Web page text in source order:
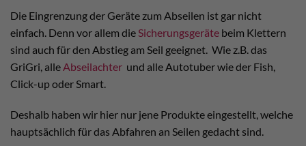
Die Eingrenzung der Geräte zum Abseilen ist gar nicht
einfach. Denn vor allem die Sicherungsgeräte beim Klettern
sind auch für den Abstieg am Seil geeignet. Wie z.B. das
GriGri, alle Abseilachter und alle Autotuber wie der Fish,
Click-up oder Smart.
Deshalb haben wir hier nur jene Produkte eingestellt, welche
hauptsächlich für das Abfahren an Seilen gedacht sind.